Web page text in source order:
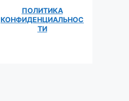
ПОЛИТИКА
КОНФИДЕНЦИАЛЬНОС
ТИ